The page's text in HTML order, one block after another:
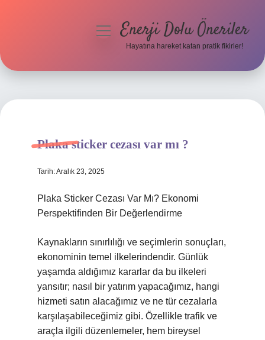
Hakkımızda
menüyüEnerji Dolu Öneriler
Hayatına hareket katan pratik fikirler!
Plaka sticker cezası var mı ?
Tarih: Aralık 23, 2025
Plaka Sticker Cezası Var Mı? Ekonomi
Perspektifinden Bir Değerlendirme
Kaynakların sınırlılığı ve seçimlerin sonuçları,
ekonominin temel ilkelerindendir. Günlük
yaşamda aldığımız kararlar da bu ilkeleri
yansıtır; nasıl bir yatırım yapacağımız, hangi
hizmeti satın alacağımız ve ne tür cezalarla
karşılaşabileceğimiz gibi. Özellikle trafik ve
araçla ilgili düzenlemeler, hem bireysel